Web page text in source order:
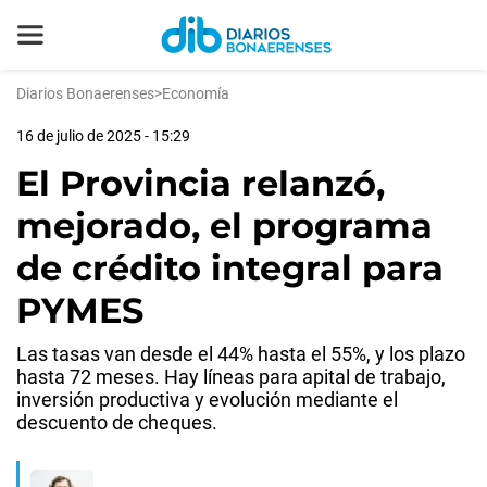
Diarios Bonaerenses>Economía
16 de julio de 2025 - 15:29
El Provincia relanzó,
mejorado, el programa
de crédito integral para
PYMES
Las tasas van desde el 44% hasta el 55%, y los plazo
hasta 72 meses. Hay líneas para apital de trabajo,
inversión productiva y evolución mediante el
descuento de cheques.